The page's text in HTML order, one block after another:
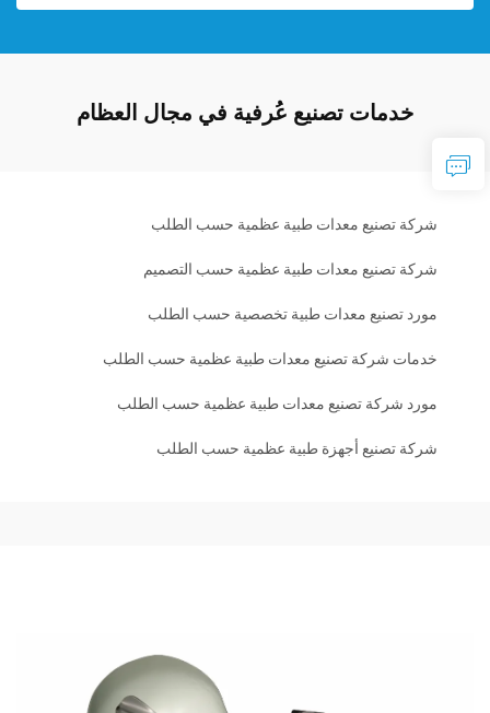
خدمات تصنيع عُرفية في مجال العظام
شركة تصنيع معدات طبية عظمية حسب الطلب
شركة تصنيع معدات طبية عظمية حسب التصميم
مورد تصنيع معدات طبية تخصصية حسب الطلب
خدمات شركة تصنيع معدات طبية عظمية حسب الطلب
مورد شركة تصنيع معدات طبية عظمية حسب الطلب
شركة تصنيع أجهزة طبية عظمية حسب الطلب